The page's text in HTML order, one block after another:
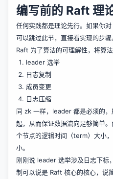
编写前的 Raft 理
任何实践都是理论先行。如果你
可以跳过此节，直接看实现的步骤
Raft 为了算法的可理解性，将算
leader 选举
日志复制
成员变更
日志压缩
同 zk 一样，leader 都是必须的
起，从而保证数据流向足够简单
个节点的逻辑时间（term）大小
小。
刚刚说 leader 选举涉及日志下标
制可以说是 Raft 核心的核心，说